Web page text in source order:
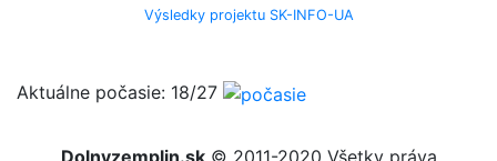
Výsledky projektu SK-INFO-UA
Aktuálne počasie: 18/27
Dolnyzemplin.sk© 2011-2020 Všetky práva